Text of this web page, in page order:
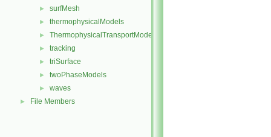
► surfMesh
► thermophysicalModels
► ThermophysicalTransportModels
► tracking
► triSurface
► twoPhaseModels
► waves
► File Members